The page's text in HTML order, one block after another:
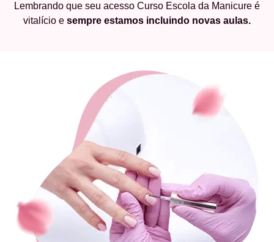
Lembrando que seu acesso Curso Escola da Manicure é
vitalício e sempre estamos incluindo novas aulas.